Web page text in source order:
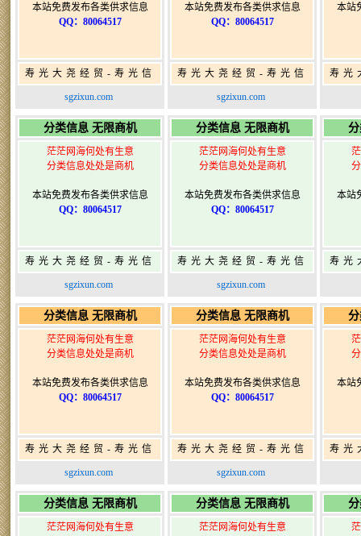
本站免费发布各类供求信息
QQ：80064517
寿光大尧经贸-寿光信
息网-免费信息发布网-
sgzixun.com
本站免费发布各类供求信息
QQ：80064517
寿光大尧经贸-寿光信
息网-免费信息发布网-
sgzixun.com
本站
寿光
分类信息 无限商机
茫茫网海何处有生意
分类信息处处是商机
本站免费发布各类供求信息
QQ：80064517
寿光大尧经贸-寿光信
息网-免费信息发布网-
sgzixun.com
分类信息 无限商机
茫茫网海何处有生意
分类信息处处是商机
本站免费发布各类供求信息
QQ：80064517
寿光大尧经贸-寿光信
息网-免费信息发布网-
sgzixun.com
本站
寿光
分类信息 无限商机
茫茫网海何处有生意
分类信息处处是商机
本站免费发布各类供求信息
QQ：80064517
寿光大尧经贸-寿光信
息网-免费信息发布网-
sgzixun.com
分类信息 无限商机
茫茫网海何处有生意
分类信息处处是商机
本站免费发布各类供求信息
QQ：80064517
寿光大尧经贸-寿光信
息网-免费信息发布网-
sgzixun.com
本站
寿光
分类信息 无限商机
茫茫网海何处有生意
分类信息 无限商机
茫茫网海何处有生意